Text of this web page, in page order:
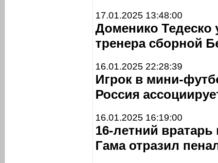
17.01.2025 13:48:00
Доменико Тедеско
тренера сборной
16.01.2025 22:28:39
Игрок в мини-
Россия
16.01.2025 16:19:00
16-летний
Гама отразил